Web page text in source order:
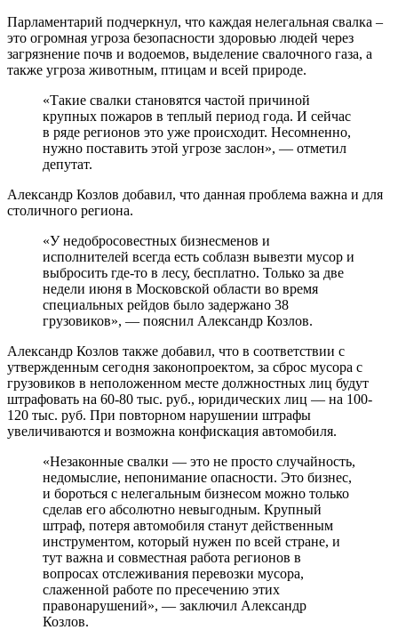
Парламентарий подчеркнул, что каждая нелегальная свалка –
это огромная угроза безопасности здоровью людей через
загрязнение почв и водоемов, выделение свалочного газа, а
также угроза животным, птицам и всей природе.
«Такие свалки становятся частой причиной
крупных пожаров в теплый период года. И сейчас
в ряде регионов это уже происходит. Несомненно,
нужно поставить этой угрозе заслон», — отметил
депутат.
Александр Козлов добавил, что данная проблема важна и для
столичного региона.
«У недобросовестных бизнесменов и
исполнителей всегда есть соблазн вывезти мусор и
выбросить где-то в лесу, бесплатно. Только за две
недели июня в Московской области во время
специальных рейдов было задержано 38
грузовиков», — пояснил Александр Козлов.
Александр Козлов также добавил, что в соответствии с
утвержденным сегодня законопроектом, за сброс мусора с
грузовиков в неположенном месте должностных лиц будут
штрафовать на 60-80 тыс. руб., юридических лиц — на 100-
120 тыс. руб. При повторном нарушении штрафы
увеличиваются и возможна конфискация автомобиля.
«Незаконные свалки — это не просто случайность,
недомыслие, непонимание опасности. Это бизнес,
и бороться с нелегальным бизнесом можно только
сделав его абсолютно невыгодным. Крупный
штраф, потеря автомобиля станут действенным
инструментом, который нужен по всей стране, и
тут важна и совместная работа регионов в
вопросах отслеживания перевозки мусора,
слаженной работе по пресечению этих
правонарушений», — заключил Александр
Козлов.